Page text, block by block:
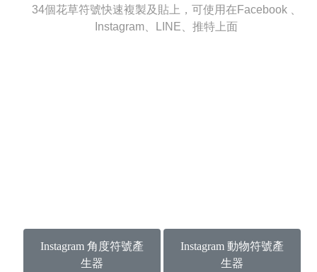
34個花草符號快速複製及貼上，可使用在Facebook 、
Instagram、LINE、推特上面
Instagram 角度符號產
生器
Instagram 動物符號產
生器